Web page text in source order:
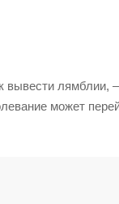
лямблии,
может